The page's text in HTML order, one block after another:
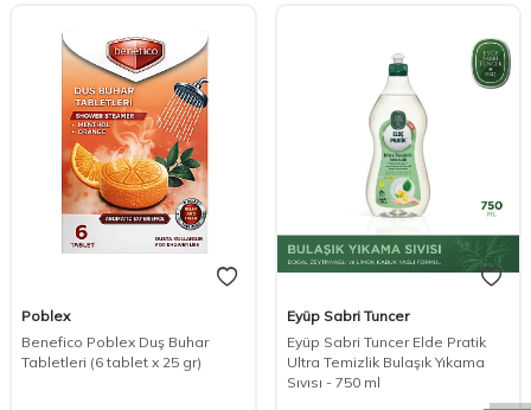
Poblex
Benefico Poblex Duş Buhar
Tabletleri (6 tablet x 25 gr)
Eyüp Sabri Tuncer
Eyüp Sabri Tuncer Elde Pratik
Ultra Temizlik Bulaşık Yıkama
Sıvısı - 750 ml